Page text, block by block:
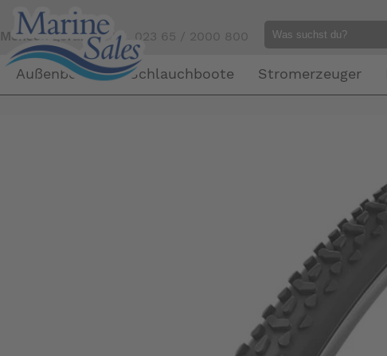
Mensch gefällig?Tel. 023 65 / 2000 800
Außenborder Schlauchboote Stromerzeuger